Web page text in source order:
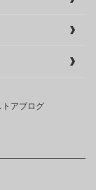
トアブログ